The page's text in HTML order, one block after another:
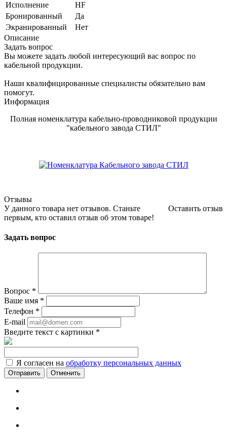
Исполнение
HF
Бронированный
Да
Экранированный
Нет
Описание
Задать вопрос
Вы можете задать любой интересующий вас вопрос по
кабельной продукции.
Наши квалифицированные специалисты обязательно вам
помогут.
Информация
Полная номенклатура кабельно-проводниковой продукции
"кабельного завода СТИЛ"
Отзывы
Оставить отзыв
У данного товара нет отзывов. Станьте
первым, кто оставил отзыв об этом товаре!
Задать вопрос
Вопрос *
Ваше имя *
Телефон *
E-mail
Введите текст с картинки *
Я согласен на обработку персональных данных
Отменить